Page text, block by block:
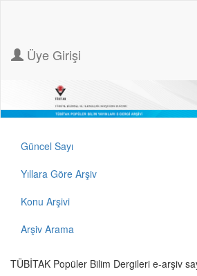
Üye Girişi
Güncel Sayı
Yıllara Göre Arşiv
Konu Arşivi
Arşiv Arama
TÜBİTAK Popüler Bilim Dergileri e-arşiv